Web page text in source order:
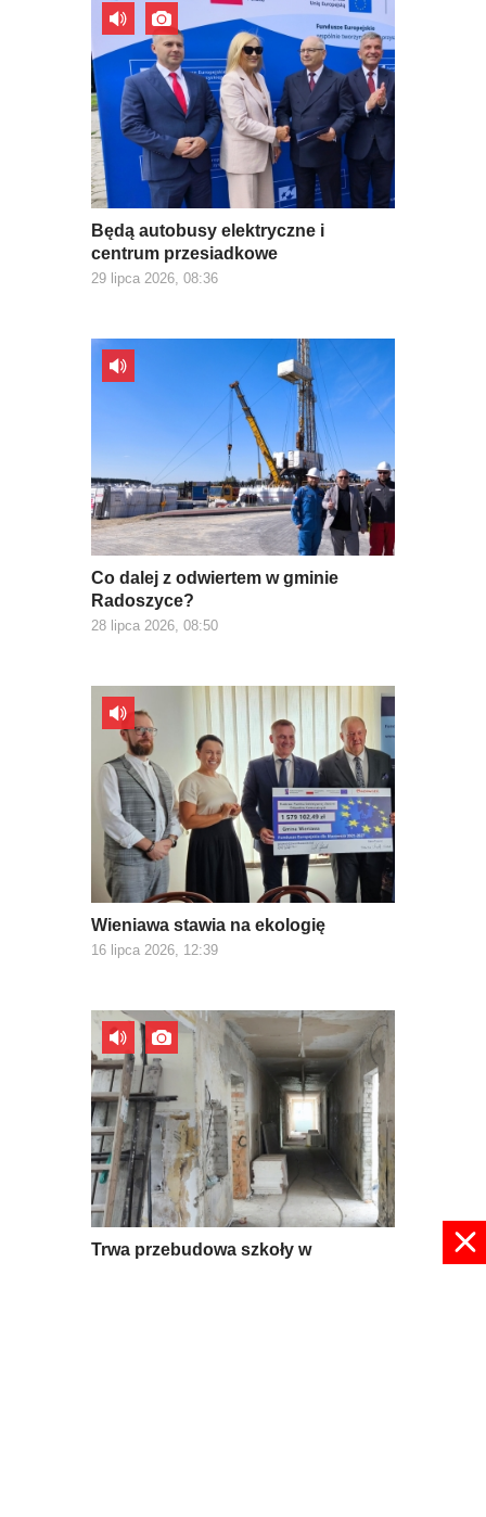
Będą autobusy elektryczne i
centrum przesiadkowe
29 lipca 2026, 08:36
Co dalej z odwiertem w gminie
Radoszyce?
28 lipca 2026, 08:50
Wieniawa stawia na ekologię
16 lipca 2026, 12:39
Trwa przebudowa szkoły w